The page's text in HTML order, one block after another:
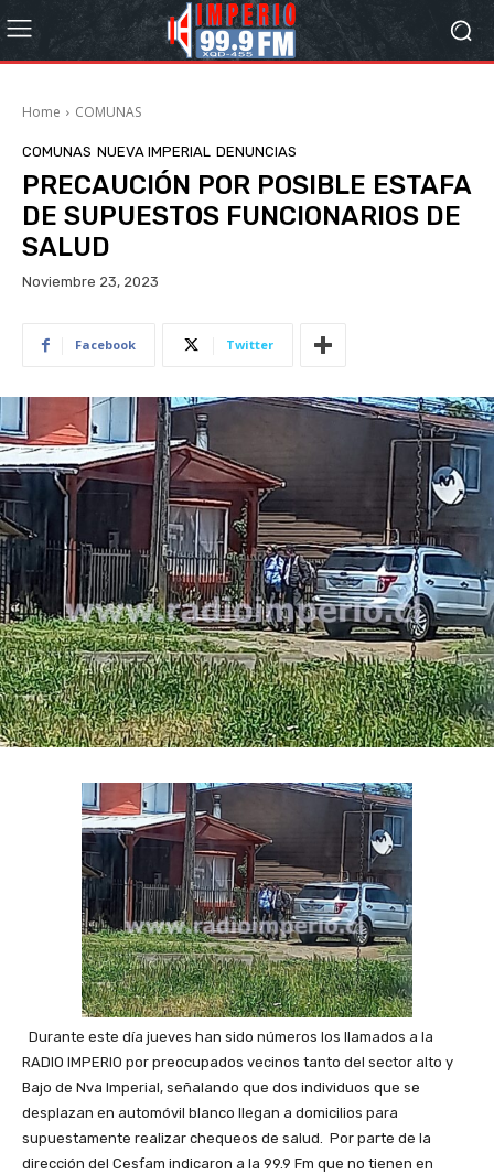
Home COMUNAS
COMUNAS NUEVA IMPERIAL DENUNCIAS
PRECAUCIÓN POR POSIBLE ESTAFA
DE SUPUESTOS FUNCIONARIOS DE
SALUD
Noviembre 23, 2023
Facebook Twitter
Durante este día jueves han sido números los llamados a la
RADIO IMPERIO por preocupados vecinos tanto del sector alto y
Bajo de Nva Imperial, señalando que dos individuos que se
desplazan en automóvil blanco llegan a domicilios para
supuestamente realizar chequeos de salud. Por parte de la
dirección del Cesfam indicaron a la 99.9 Fm que no tienen en